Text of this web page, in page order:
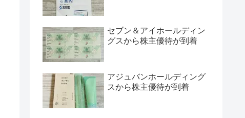
セブン＆アイホールディン
グスから株主優待が到着
アジュバンホールディング
スから株主優待が到着